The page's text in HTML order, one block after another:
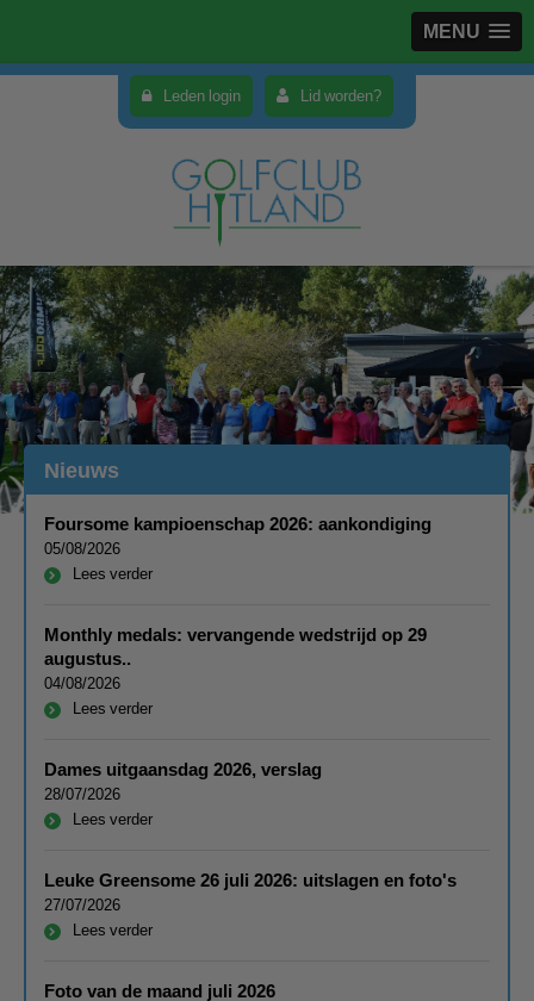
MENU
Leden login Lid worden?
Nieuws
Foursome kampioenschap 2026: aankondiging
05/08/2026
Lees verder
Monthly medals: vervangende wedstrijd op 29
augustus..
04/08/2026
Lees verder
Dames uitgaansdag 2026, verslag
28/07/2026
Lees verder
Leuke Greensome 26 juli 2026: uitslagen en foto's
27/07/2026
Lees verder
Foto van de maand juli 2026